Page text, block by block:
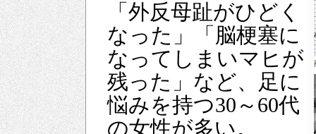
「外反母趾がひどく
なった」「脳梗塞に
なってしまいマヒが
残った」など、足に
悩みを持つ30～60代
の女性が多い。